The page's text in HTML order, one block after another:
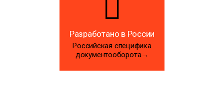
Разработано в России
Российская специфика
документооборота→